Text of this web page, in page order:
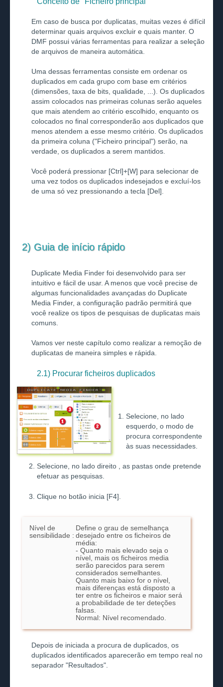
Em caso de busca por duplicatas, muitas vezes é difícil
determinar quais arquivos excluir e quais manter. O
DMF possui várias ferramentas para realizar a seleção
de arquivos de maneira automática.
Uma dessas ferramentas consiste em ordenar os
duplicados em cada grupo com base em critérios
(dimensões, taxa de bits, qualidade, ...). Os duplicados
assim colocados nas primeiras colunas serão aqueles
que mais atendem ao critério escolhido, enquanto os
colocados no final corresponderão aos duplicados que
menos atendem a esse mesmo critério. Os duplicados
da primeira coluna ("Ficheiro principal") serão, na
verdade, os duplicados a serem mantidos.
Você poderá pressionar [Ctrl]+[W] para selecionar de
uma vez todos os duplicados indesejados e excluí-los
de uma só vez pressionando a tecla [Del].
2) Guia de início rápido
Duplicate Media Finder foi desenvolvido para ser
intuitivo e fácil de usar. A menos que você precise de
algumas funcionalidades avançadas do Duplicate
Media Finder, a configuração padrão permitirá que
você realize os tipos de pesquisas de duplicatas mais
comuns.
Vamos ver neste capítulo como realizar a remoção de
duplicatas de maneira simples e rápida.
2.1) Procurar ficheiros duplicados
Selecione, no lado
esquerdo, o modo de
procura correspondente
às suas necessidades.
Selecione, no lado direito , as pastas onde pretende
efetuar as pesquisas.
Clique no botão inicia [F4].
Nível de
sensibilidade :
Define o grau de semelhança
desejado entre os ficheiros de
média:
- Quanto mais elevado seja o
nível, mais os ficheiros media
serão parecidos para serem
considerados semelhantes.
Quanto mais baixo for o nível,
mais diferenças está disposto a
ter entre os ficheiros e maior será
a probabilidade de ter deteções
falsas.
Normal: Nível recomendado.
Depois de iniciada a procura de duplicados, os
duplicados identificados aparecerão em tempo real no
separador "Resultados".